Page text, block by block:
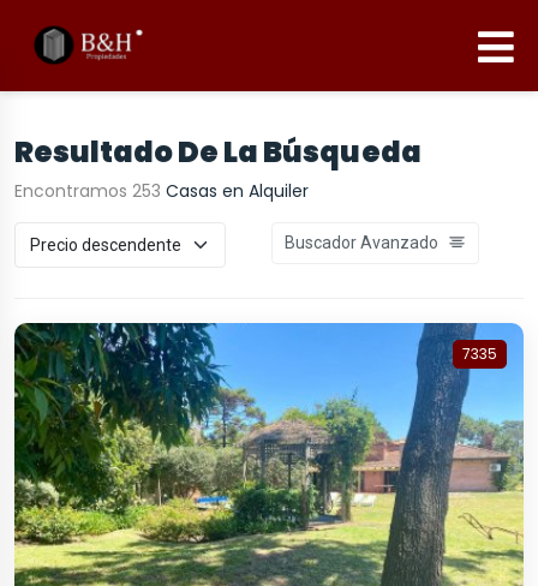
Resultado De La Búsqueda
Encontramos 253 Casas en Alquiler
Buscador Avanzado
7335